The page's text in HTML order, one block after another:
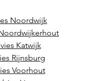
Noordwijk
Katwijk
Rijnsburg
Voorhout